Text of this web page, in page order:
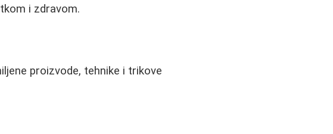
i zdravom.
proizvode, tehnike i trikove